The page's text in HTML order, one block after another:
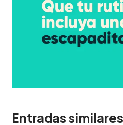
Entradas similares